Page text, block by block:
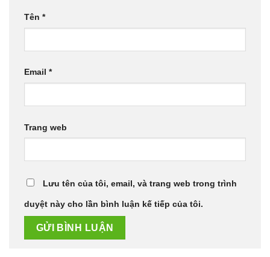
Tên *
Email *
Trang web
Lưu tên của tôi, email, và trang web trong trình
duyệt này cho lần bình luận kế tiếp của tôi.